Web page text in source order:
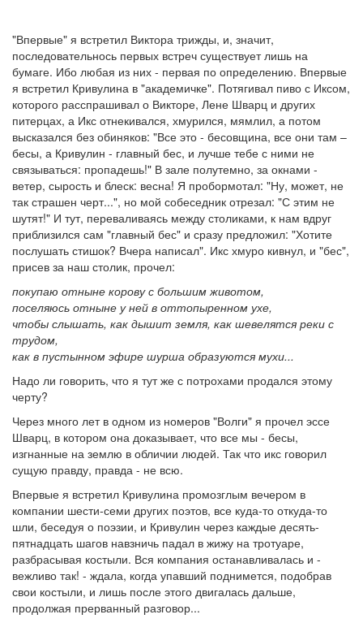
"Впервые" я встретил Виктора трижды, и, значит,
последовательнось первых встреч существует лишь на
бумаге. Ибо любая из них - первая по определению. Впервые
я встретил Кривулина в "академичке". Потягивал пиво с Иксом,
которого расспрашивал о Викторе, Лене Шварц и других
питерцах, а Икс отнекивался, хмурился, мямлил, а потом
высказался без обиняков: "Все это - бесовщина, все они там –
бесы, а Кривулин - главный бес, и лучше тебе с ними не
связываться: пропадешь!" В зале полутемно, за окнами -
ветер, сырость и блеск: весна! Я пробормотал: "Ну, может, не
так страшен черт...", но мой собеседник отрезал: "С этим не
шутят!" И тут, переваливаясь между столиками, к нам вдруг
приблизился сам "главный бес" и сразу предложил: "Хотите
послушать стишок? Вчера написал". Икс хмуро кивнул, и "бес",
присев за наш столик, прочел:
покупаю отныне корову с большим животом,
поселяюсь отныне у ней в оттопыренном ухе,
чтобы слышать, как дышит земля, как шевелятся реки с
трудом,
как в пустынном эфире шурша образуются мухи...
Надо ли говорить, что я тут же с потрохами продался этому
черту?
Через много лет в одном из номеров "Волги" я прочел эссе
Шварц, в котором она доказывает, что все мы - бесы,
изгнанные на землю в обличии людей. Так что икс говорил
сущую правду, правда - не всю.
Впервые я встретил Кривулина промозглым вечером в
компании шести-семи других поэтов, все куда-то откуда-то
шли, беседуя о поэзии, и Кривулин через каждые десять-
пятнадцать шагов навзничь падал в жижу на тротуаре,
разбрасывая костыли. Вся компания останавливалась и -
вежливо так! - ждала, когда упавший поднимется, подобрав
свои костыли, и лишь после этого двигалась дальше,
продолжая прерванный разговор...